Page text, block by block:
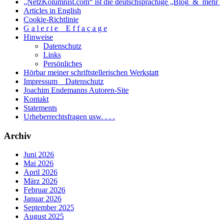
Articles in English
Cookie-Richtlinie
G a l e r i e _ E f f a ç a g e
Hinweise
Datenschutz
Links
Persönliches
Hörbar meiner schriftstellerischen Werkstatt
Impressum _ Datenschutz
Joachim Endemanns Autoren-Site
Kontakt
Statements
Urheberrechtsfragen usw. . . .
Archiv
Juni 2026
Mai 2026
April 2026
März 2026
Februar 2026
Januar 2026
September 2025
August 2025